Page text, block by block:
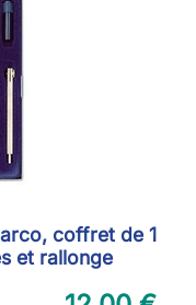
coffret de 1
et rallonge